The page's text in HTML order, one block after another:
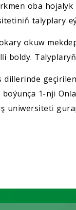
oba hojalyk
talyplary
okuw
boldy.
1-nji
uniwersiteti